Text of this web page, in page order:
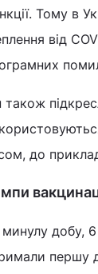
Тому в
від
також
до
добу,
першу